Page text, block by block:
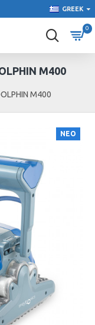
GREEK
0
M400
M400
ΝΕΟ